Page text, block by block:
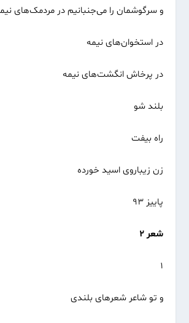
و سرگوشمان را می‌جنبانیم در مردمک‌های
در استخوان‌های نیمه
در پرخاش انگشت‌های نیمه
بلند شو
راه بیفت
زن زیباروی اسید خورده
پاییز ۹۳
شعر ۲
۱
و تو شاعر شعرهای بلندی